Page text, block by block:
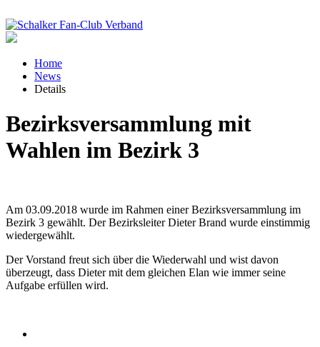
Home
News
Details
Bezirksversammlung mit
Wahlen im Bezirk 3
Am 03.09.2018 wurde im Rahmen einer Bezirksversammlung im
Bezirk 3 gewählt. Der Bezirksleiter Dieter Brand wurde einstimmig
wiedergewählt.
Der Vorstand freut sich über die Wiederwahl und wist davon
überzeugt, dass Dieter mit dem gleichen Elan wie immer seine
Aufgabe erfüllen wird.